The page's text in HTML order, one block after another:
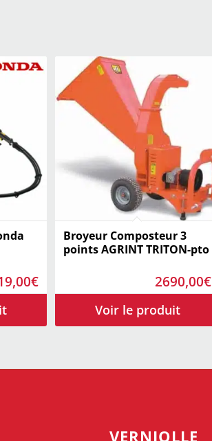
€
Broyeur Composteur 3
points AGRINT TRITON-pto
2690,00€
VERNIOLLE